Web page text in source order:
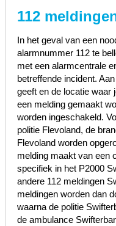
112
In het geval van een
alarmnummer 112 te
met een alarmcentrale
betreffende incident.
geeft en de locatie waar
een melding gemaakt
worden ingeschakeld.
politie Flevoland, de
Flevoland worden
melding maakt van een
specifiek in het P2000
andere 112 meldingen
meldingen worden dan
waarna de politie
de ambulance